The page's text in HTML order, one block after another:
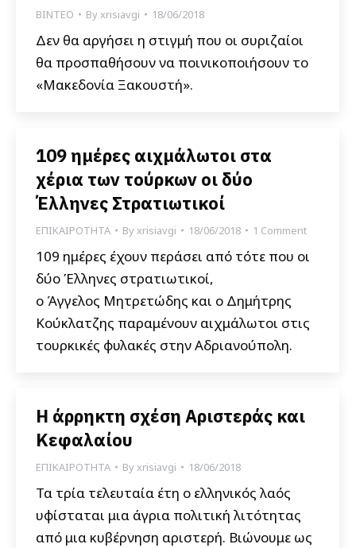
ΒΙΝΤΕΟ Byxrisiavgi 18/06/2018
Δεν θα αργήσει η στιγμή που οι συριζαίοι
θα προσπαθήσουν να ποινικοποιήσουν το
«Μακεδονία Ξακουστή».
109 ημέρες αιχμάλωτοι στα
χέρια των τούρκων οι δύο
Έλληνες Στρατιωτικοί
ΕΠΙΚΑΙΡΟΤΗΤΑ Byxrisiavgi 18/06/2018 1 Comment
109 ημέρες έχουν περάσει από τότε που οι
δύο Έλληνες στρατιωτικοί,
ο Άγγελος Μητρετώδης και ο Δημήτρης
Κούκλατζης παραμένουν αιχμάλωτοι στις
τουρκικές φυλακές στην Αδριανούπολη.
Η άρρηκτη σχέση Αριστεράς και
Κεφαλαίου
ΕΠΙΚΑΙΡΟΤΗΤΑ Byxrisiavgi 18/06/2018
Τα τρία τελευταία έτη ο ελληνικός λαός
υφίσταται μια άγρια πολιτική λιτότητας
από μια κυβέρνηση αριστερή. Βιώνουμε ως